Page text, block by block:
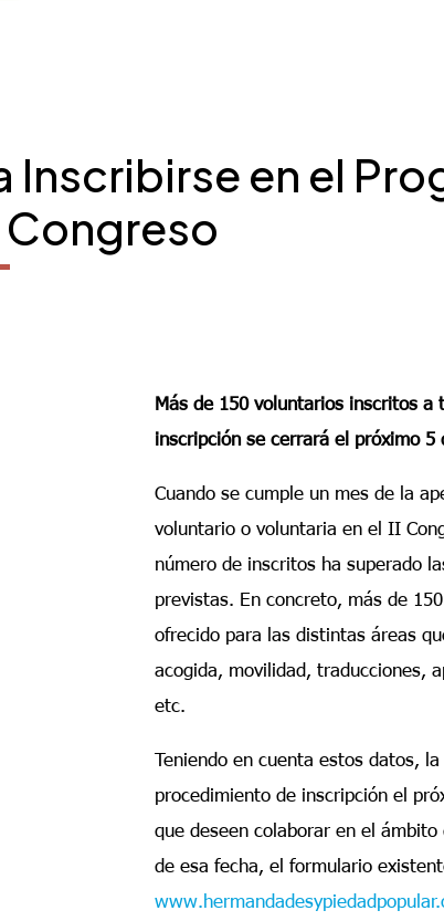
Inscribirse en el
Más de 150 voluntarios inscritos a
inscripción se cerrará el próximo 5
Cuando se cumple un mes de la
voluntario o voluntaria en el II
número de inscritos ha superado
previstas. En concreto, más de
ofrecido para las distintas áreas
acogida, movilidad, traducciones,
etc.
Teniendo en cuenta estos datos,
procedimiento de inscripción el
que deseen colaborar en el
de esa fecha, el formulario